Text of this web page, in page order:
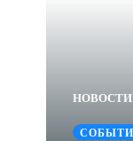
НОВОСТИ